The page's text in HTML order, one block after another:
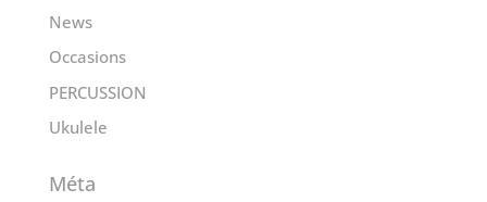
News
Occasions
PERCUSSION
Ukulele
Méta